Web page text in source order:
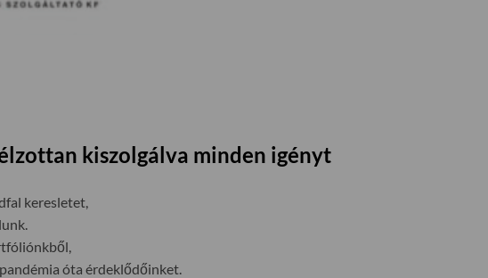
kiszolgálva minden igényt
keresletet,
óta érdeklődőinket.